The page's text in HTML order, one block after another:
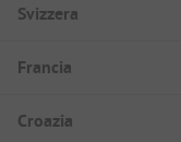
Svizzera
Francia
Croazia